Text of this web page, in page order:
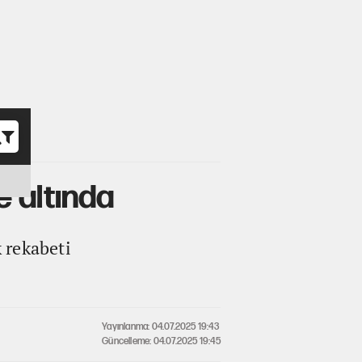
altında
rekabeti
Yayınlanma: 04.07.2025 19:43
Güncelleme: 04.07.2025 19:45